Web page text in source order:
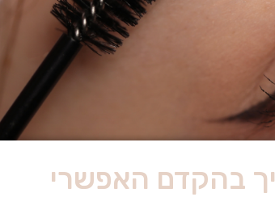
בהקדם האפשרי